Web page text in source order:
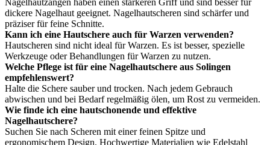
Nagelhautzangen haben einen stärkeren Griff und sind besser für
dickere Nagelhaut geeignet. Nagelhautscheren sind schärfer und
präziser für feine Schnitte.
Kann ich eine Hautschere auch für Warzen verwenden?
Hautscheren sind nicht ideal für Warzen. Es ist besser, spezielle
Werkzeuge oder Behandlungen für Warzen zu nutzen.
Welche Pflege ist für eine Nagelhautschere aus Solingen
empfehlenswert?
Halte die Schere sauber und trocken. Nach jedem Gebrauch
abwischen und bei Bedarf regelmäßig ölen, um Rost zu vermeiden.
Wie finde ich eine hautschonende und effektive
Nagelhautschere?
Suchen Sie nach Scheren mit einer feinen Spitze und
ergonomischem Design. Hochwertige Materialien wie Edelstahl